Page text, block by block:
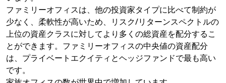
ファミリーオフィスは、他の投資家タイプに比べて制約が
少なく、柔軟性が高いため、リスク/リターンスペクトルの
上位の資産クラスに対してより多くの総資産を配分するこ
とができます。ファミリーオフィスの中央値の資産配分
は、プライベートエクイティとヘッジファンドで最も高い
です。